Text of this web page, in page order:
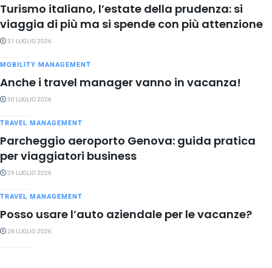
Turismo italiano, l’estate della prudenza: si
viaggia di più ma si spende con più attenzione
31 LUGLIO 2026
MOBILITY MANAGEMENT
Anche i travel manager vanno in vacanza!
30 LUGLIO 2026
TRAVEL MANAGEMENT
Parcheggio aeroporto Genova: guida pratica
per viaggiatori business
29 LUGLIO 2026
TRAVEL MANAGEMENT
Posso usare l’auto aziendale per le vacanze?
28 LUGLIO 2026